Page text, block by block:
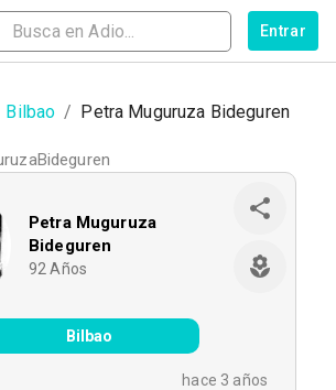
Entrar
Bilbao / Petra Muguruza Bideguren
Petra Muguruza
Bideguren
92 Años
Bilbao
hace 3 años